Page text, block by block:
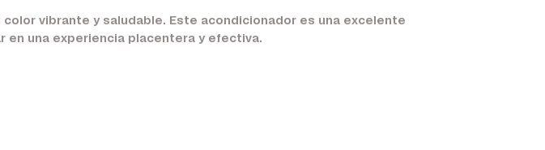
vibrante y saludable. Este acondicionador es una excelente
en una experiencia placentera y efectiva.